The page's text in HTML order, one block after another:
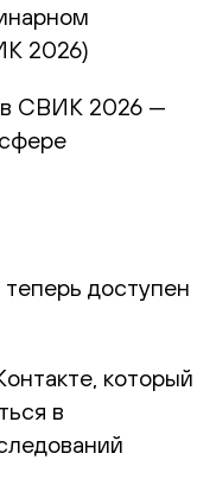
2026)
в СВИК 2026 —
доступен
который
в